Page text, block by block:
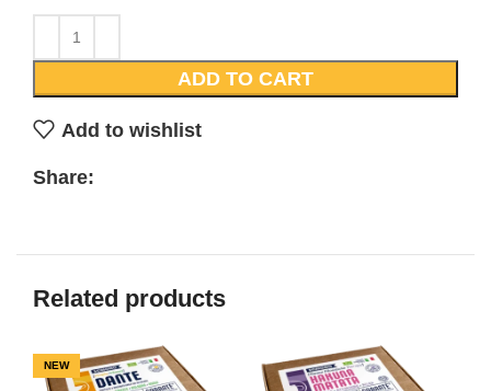
ADD TO CART
Add to wishlist
Share:
Related products
NEW